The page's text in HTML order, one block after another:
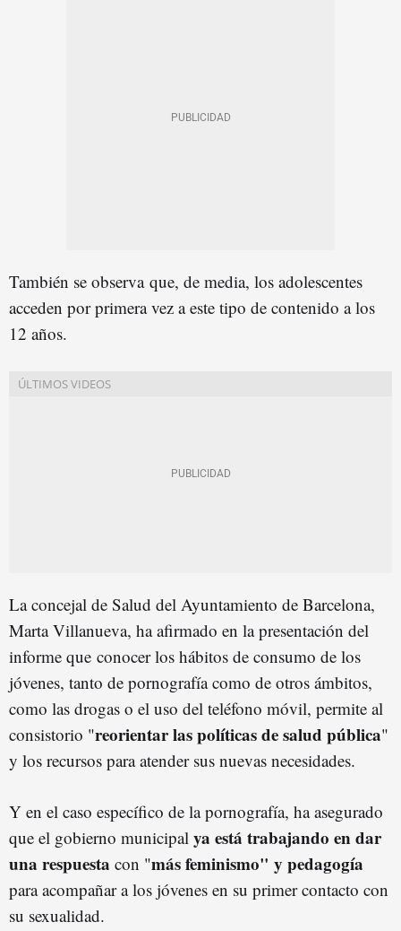
También se observa que, de media, los adolescentes
acceden por primera vez a este tipo de contenido a los
12 años.
La concejal de Salud del Ayuntamiento de Barcelona,
Marta Villanueva, ha afirmado en la presentación del
informe que conocer los hábitos de consumo de los
jóvenes, tanto de pornografía como de otros ámbitos,
como las drogas o el uso del teléfono móvil, permite al
consistorio "reorientar las políticas de salud pública"
y los recursos para atender sus nuevas necesidades.
Y en el caso específico de la pornografía, ha asegurado
que el gobierno municipal ya está trabajando en dar
una respuesta con "más feminismo" y pedagogía
para acompañar a los jóvenes en su primer contacto con
su sexualidad.